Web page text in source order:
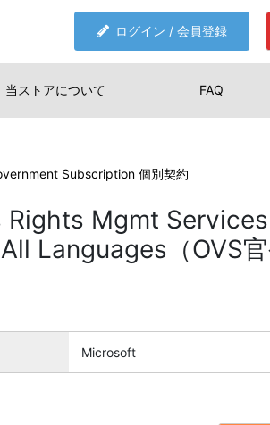
ログイン / 会員登録
当ストアについて FAQ
Subscription 個別契約
Mgmt
Languages（OVS
Microsoft